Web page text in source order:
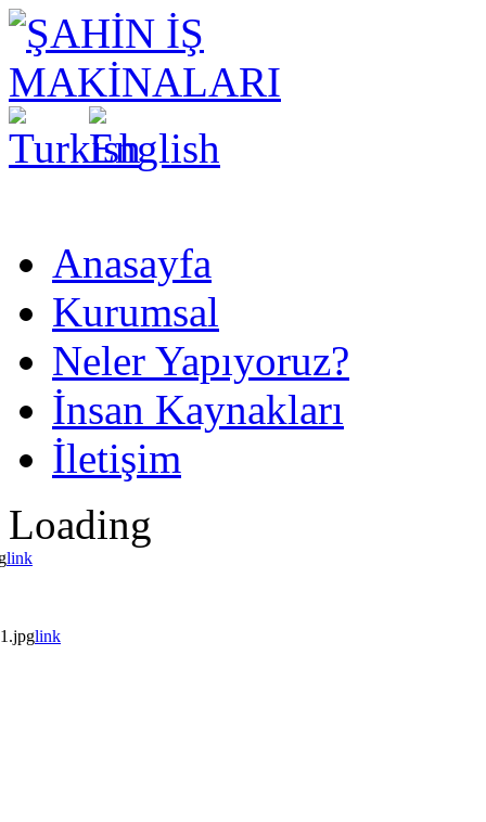
Anasayfa
Kurumsal
Neler Yapıyoruz?
İnsan Kaynakları
İletişim
Loading
link
link